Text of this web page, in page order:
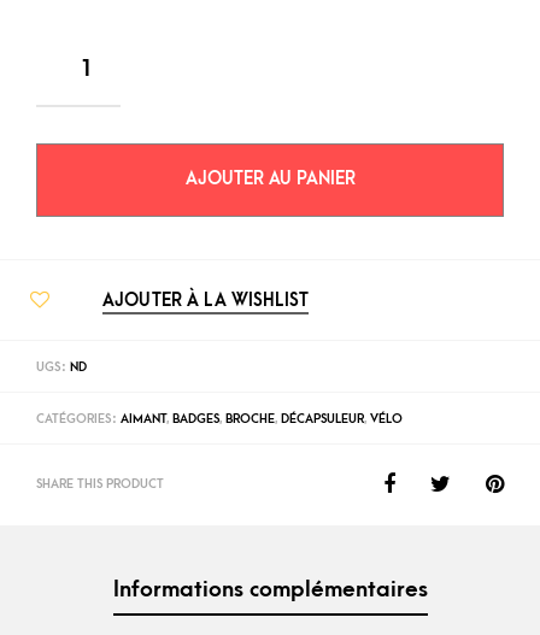
AJOUTER AU PANIER
AJOUTER À LA WISHLIST
UGS : ND
CATÉGORIES : AIMANT, BADGES, BROCHE, DÉCAPSULEUR, VÉLO
SHARE THIS PRODUCT
Informations complémentaires